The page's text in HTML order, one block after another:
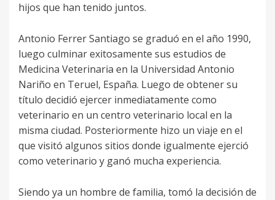
hijos que han tenido juntos.
Antonio Ferrer Santiago se graduó en el año 1990,
luego culminar exitosamente sus estudios de
Medicina Veterinaria en la Universidad Antonio
Nariño en Teruel, España. Luego de obtener su
título decidió ejercer inmediatamente como
veterinario en un centro veterinario local en la
misma ciudad. Posteriormente hizo un viaje en el
que visitó algunos sitios donde igualmente ejerció
como veterinario y ganó mucha experiencia.
Siendo ya un hombre de familia, tomó la decisión de